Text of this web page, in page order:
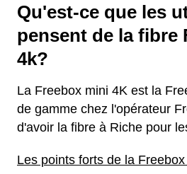
Qu'est-ce que les
pensent de la fibre
4k?
La Freebox mini 4K est la
de gamme chez l'opérateur
d'avoir la fibre à Riche pour
Les points forts de la